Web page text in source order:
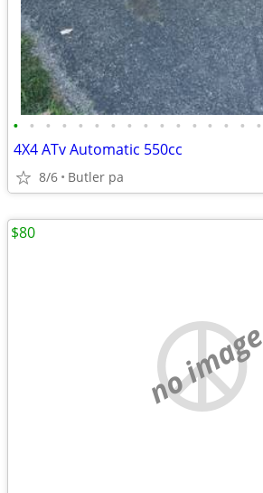
• • • • • • • • • • • • • • • •
4X4 ATv Automatic 550cc
8/6 Butler pa
no image
$80